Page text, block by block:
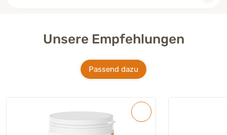
Unsere Empfehlungen
Passend dazu